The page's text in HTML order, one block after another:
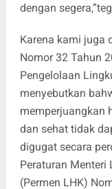
dengan
Karena kami juga
Nomor 32 Tahun
Pengelolaan
menyebutkan
memperjuangkan
dan sehat tidak
digugat secara
Peraturan Menteri
(Permen LHK)